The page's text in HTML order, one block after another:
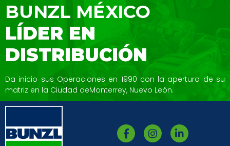
BUNZL MÉXICO
LÍDER EN
DISTRIBUCIÓN
Da inicio sus Operaciones en 1990 con la apertura de su
matriz en la Ciudad deMonterrey, Nuevo León.